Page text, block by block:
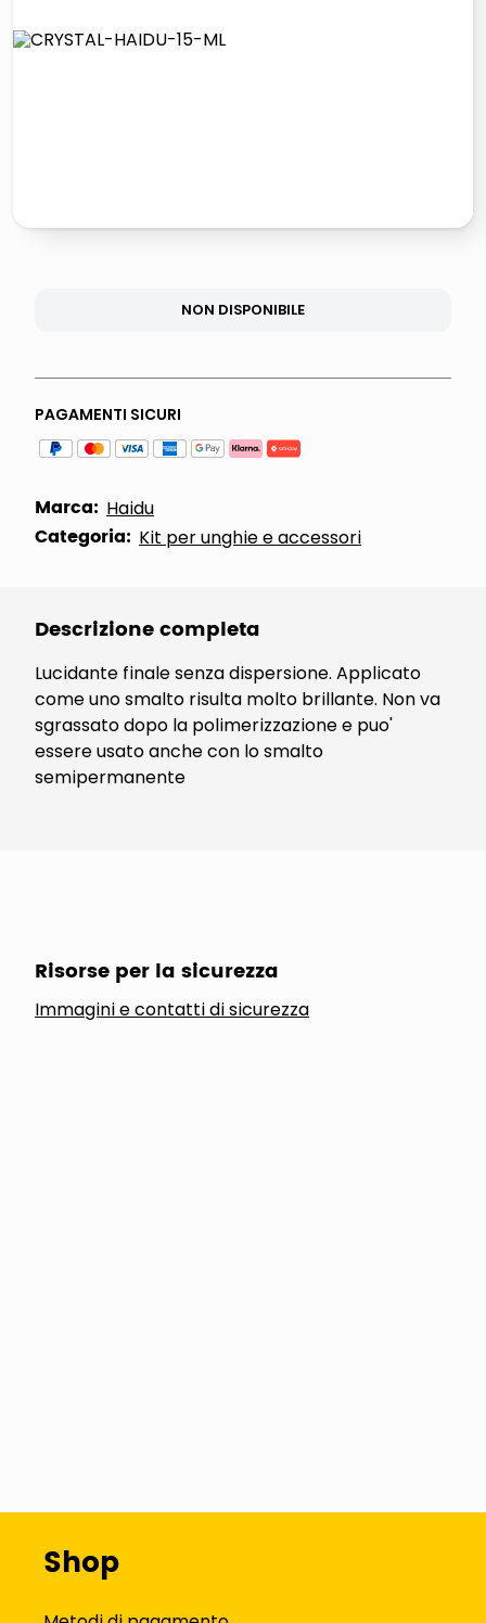
NON DISPONIBILE
PAGAMENTI SICURI
Marca: Haidu
Categoria: Kit per unghie e accessori
Descrizione completa
Lucidante finale senza dispersione. Applicato
come uno smalto risulta molto brillante. Non va
sgrassato dopo la polimerizzazione e puo'
essere usato anche con lo smalto
semipermanente
Risorse per la sicurezza
Immagini e contatti di sicurezza
Shop